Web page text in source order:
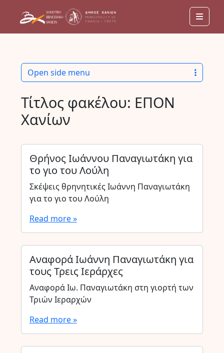
Τίτλος φακέλου: ΕΠΟΝ
Χανίων
Θρήνος Ιωάννου Παναγιωτάκη για
το γιο του Λούλη
Σκέψεις θρηνητικές Ιωάννη Παναγιωτάκη
για το γιο του Λούλη
Read more »
Αναφορά Ιωάννη Παναγιωτάκη για
τους Τρεις Ιεράρχες
Αναφορά Ιω. Παναγιωτάκη στη γιορτή των
Τριών Ιεραρχών
Read more »
Open side menu